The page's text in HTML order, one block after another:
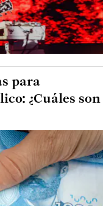
para
¿Cuáles son